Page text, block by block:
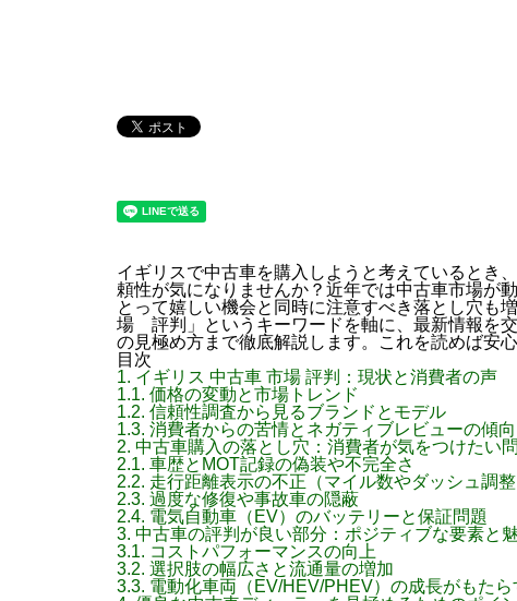
イギリスで中古車を購入しようと考えているとき
頼性が気になりませんか？近年では中古車市場が
とって嬉しい機会と同時に注意すべき落とし穴
場 評判」というキーワードを軸に、最新情報を
の見極め方まで徹底解説します。これを読めば安
目次
1. イギリス 中古車 市場 評判：現状と消費者の声
1.1. 価格の変動と市場トレンド
1.2. 信頼性調査から見るブランドとモデル
1.3. 消費者からの苦情とネガティブレビューの傾向
2. 中古車購入の落とし穴：消費者が気をつけたい
2.1. 車歴とMOT記録の偽装や不完全さ
2.2. 走行距離表示の不正（マイル数やダッシュ調整
2.3. 過度な修復や事故車の隠蔽
2.4. 電気自動車（EV）のバッテリーと保証問題
3. 中古車の評判が良い部分：ポジティブな要素と
3.1. コストパフォーマンスの向上
3.2. 選択肢の幅広さと流通量の増加
3.3. 電動化車両（EV/HEV/PHEV）の成長がもたら